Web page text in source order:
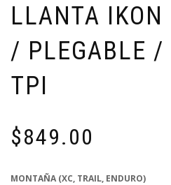
LLANTA
/ PLEGABLE /
TPI
$849.00
MONTAÑA (XC, TRAIL, ENDURO)